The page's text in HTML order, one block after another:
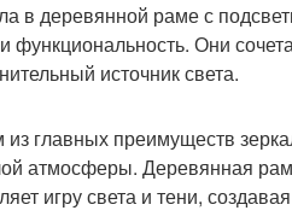
в деревянной раме с
функциональность. Они
источник света.
главных преимуществ
атмосферы. Деревянная
игру света и тени,